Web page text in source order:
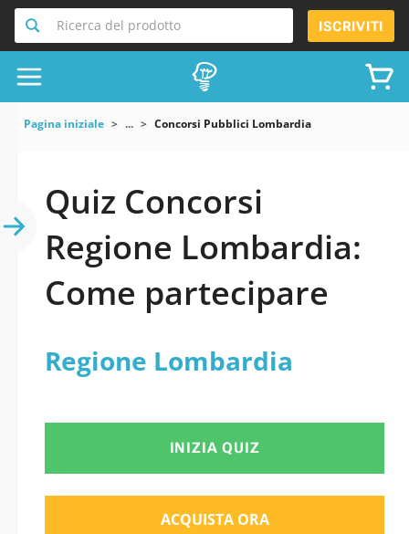
Ricerca del prodotto ISCRIVITI
Pagina iniziale ... Concorsi Pubblici Lombardia
Quiz Concorsi
Regione Lombardia:
Come partecipare
Regione Lombardia
INIZIA QUIZ
ACQUISTA ORA